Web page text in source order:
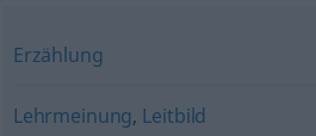
Erzählung
Lehrmeinung, Leitbild